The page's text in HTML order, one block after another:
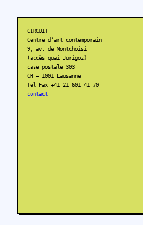
CIRCUIT
Centre d’art contemporain
9, av. de Montchoisi
(accès quai Jurigoz)
case postale 303
CH – 1001 Lausanne
Tel Fax +41 21 601 41 70
contact